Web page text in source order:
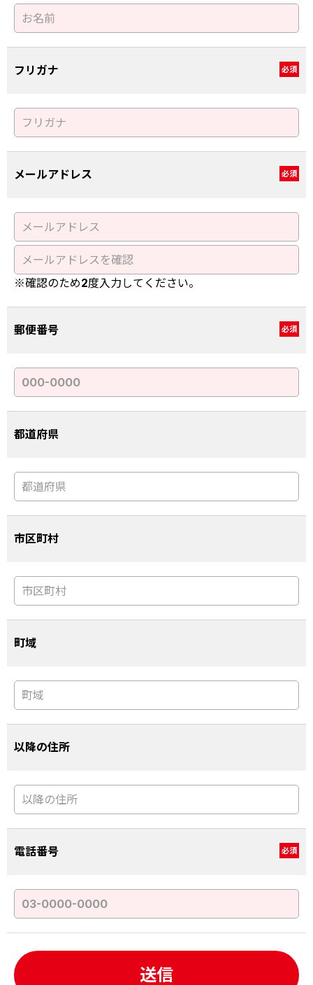
フリガナ 必須
メールアドレス 必須
※確認のため2度入力してください。
郵便番号 必須
都道府県
市区町村
町域
以降の住所
電話番号 必須